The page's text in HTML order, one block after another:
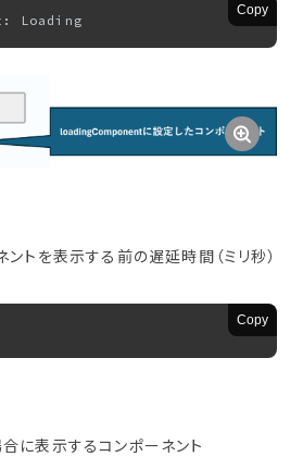
Copy
トを表示する前の遅延時間（ミリ秒）
Copy
に表示するコンポーネント